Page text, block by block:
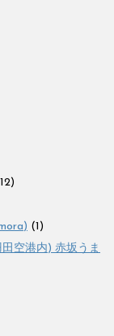
(1)
空港内) 赤坂うま